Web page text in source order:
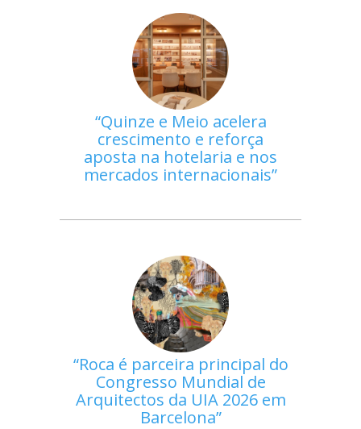
Quinze e Meio acelera
crescimento e reforça
aposta na hotelaria e nos
mercados internacionais
Roca é parceira principal do
Congresso Mundial de
Arquitectos da UIA 2026 em
Barcelona